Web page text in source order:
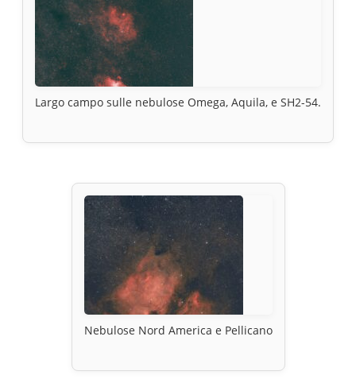
Largo campo sulle nebulose Omega, Aquila, e SH2-54.
Nebulose Nord America e Pellicano